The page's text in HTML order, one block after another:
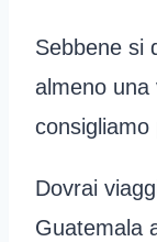
Sebbene si
almeno una
consigliamo
Dovrai
Guatemala